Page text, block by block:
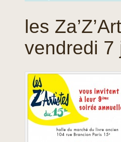
les
vendredi 7